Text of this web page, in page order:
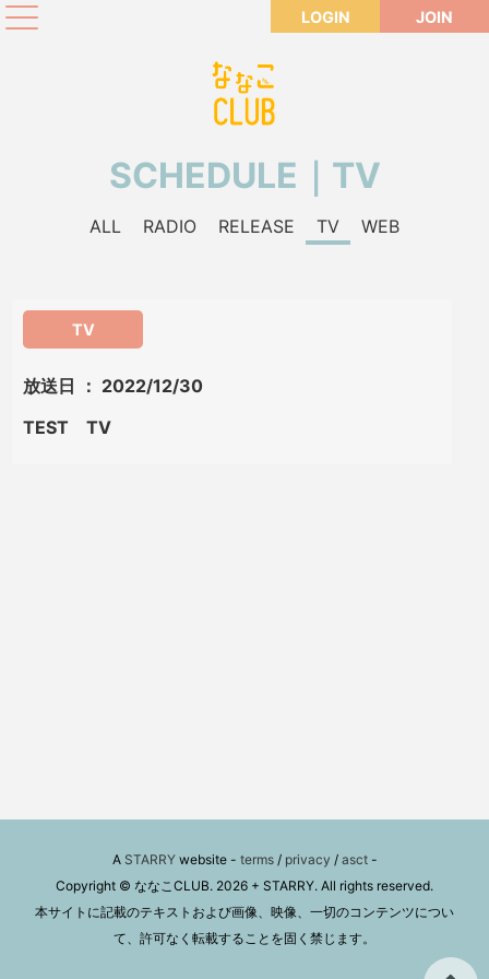
LOGIN JOIN
SCHEDULE｜TV
ALL RADIO RELEASE TV WEB
TV
放送日 ： 2022/12/30
TEST TV
A STARRYwebsite - terms/ privacy / asct-
Copyright © ななこCLUB. 2026 + STARRY. All rights reserved.
本サイトに記載のテキストおよび画像、映像、一切のコンテンツについ
て、許可なく転載することを固く禁じます。